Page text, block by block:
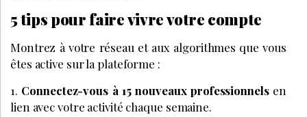
5 tips pour faire vivre votre compte
Montrez à votre réseau et aux algorithmes que vous
êtes active sur la plateforme :
1. Connectez-vous à 15 nouveaux professionnelsen
lien avec votre activité chaque semaine.